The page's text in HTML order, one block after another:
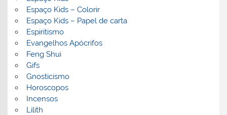
Espaço Kids – Colorir
Espaço Kids – Papel de carta
Espiritismo
Evangelhos Apócrifos
Feng Shui
Gifs
Gnosticismo
Horoscopos
Incensos
Lilith